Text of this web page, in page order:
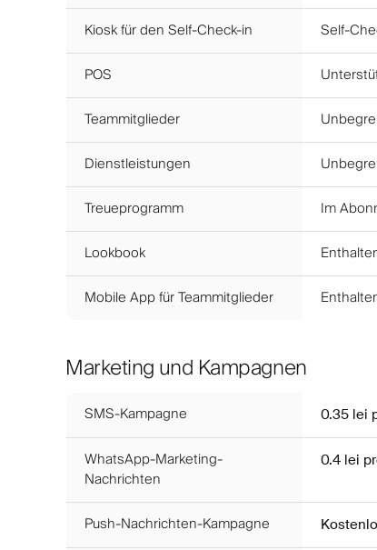
Kiosk für den Self-Check-in
Self-
POS
Teammitglieder
Dienstleistungen
Treueprogramm
Im
Lookbook
Mobile App für Teammitglieder
Marketing und Kampagnen
SMS-Kampagne 0.35 lei
WhatsApp-Marketing-
Nachrichten
0.4 lei
Push-Nachrichten-Kampagne